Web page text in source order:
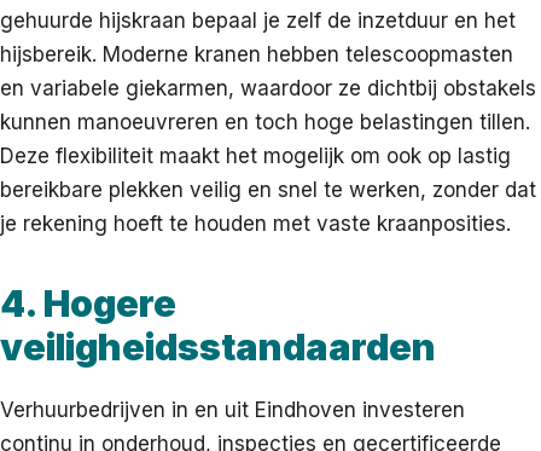
gehuurde hijskraan bepaal je zelf de inzetduur en het
hijsbereik. Moderne kranen hebben telescoopmasten
en variabele giekarmen, waardoor ze dichtbij obstakels
kunnen manoeuvreren en toch hoge belastingen tillen.
Deze flexibiliteit maakt het mogelijk om ook op lastig
bereikbare plekken veilig en snel te werken, zonder dat
je rekening hoeft te houden met vaste kraanposities.
4. Hogere
veiligheidsstandaarden
Verhuurbedrijven in en uit Eindhoven investeren
continu in onderhoud, inspecties en gecertificeerde